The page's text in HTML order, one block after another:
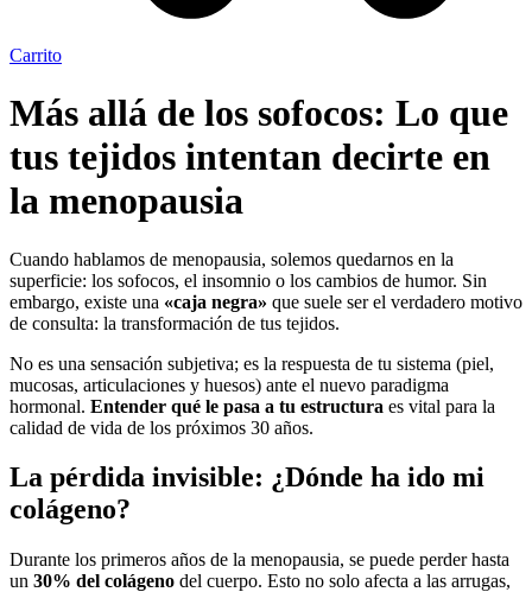
Carrito
Más allá de los sofocos: Lo que
tus tejidos intentan decirte en
la menopausia
Cuando hablamos de menopausia, solemos quedarnos en la
superficie: los sofocos, el insomnio o los cambios de humor. Sin
embargo, existe una «caja negra» que suele ser el verdadero motivo
de consulta: la transformación de tus tejidos.
No es una sensación subjetiva; es la respuesta de tu sistema (piel,
mucosas, articulaciones y huesos) ante el nuevo paradigma
hormonal. Entender qué le pasa a tu estructura es vital para la
calidad de vida de los próximos 30 años.
La pérdida invisible: ¿Dónde ha ido mi
colágeno?
Durante los primeros años de la menopausia, se puede perder hasta
un 30% del colágeno del cuerpo. Esto no solo afecta a las arrugas,